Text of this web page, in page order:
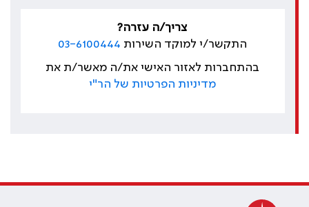
צריך/ה עזרה?
התקשר/י למוקד השירות 03-6100444
בהתחברות לאזור האישי את/ה מאשר/ת את
מדיניות הפרטיות של הר"י